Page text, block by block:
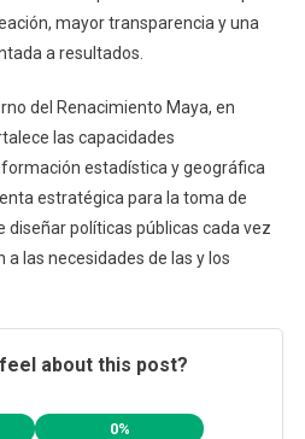
mayor transparencia y una
a resultados.
del Renacimiento Maya, en
las capacidades
estadística y geográfica
estratégica para la toma de
diseñar políticas públicas cada vez
las necesidades de las y los
about this post?
0%